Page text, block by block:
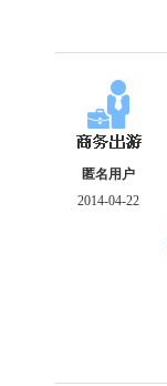
匿名用户
2014-04-22